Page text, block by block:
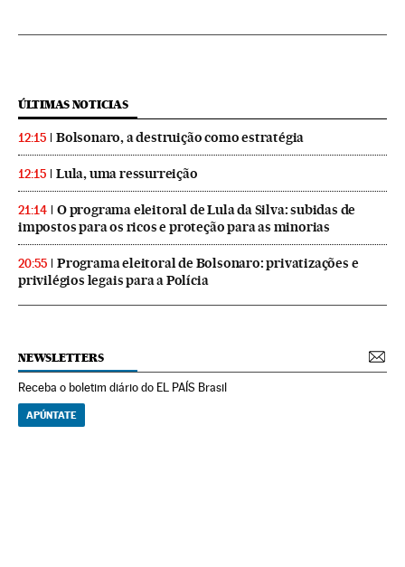
ÚLTIMAS NOTICIAS
12:15 Bolsonaro, a destruição como estratégia
12:15 Lula, uma ressurreição
21:14
O programa eleitoral de Lula da Silva: subidas de
impostos para os ricos e proteção para as minorias
20:55
Programa eleitoral de Bolsonaro: privatizações e
privilégios legais para a Polícia
NEWSLETTERS
Receba o boletim diário do EL PAÍS Brasil
APÚNTATE